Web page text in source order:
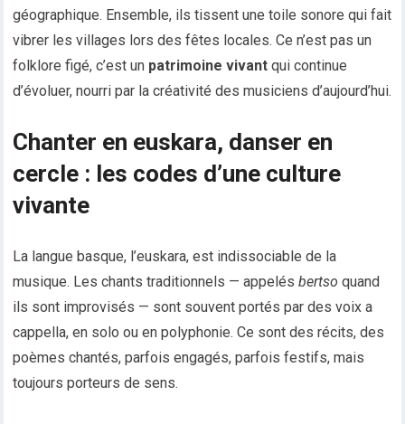
géographique. Ensemble, ils tissent une toile sonore qui fait
vibrer les villages lors des fêtes locales. Ce n’est pas un
folklore figé, c’est un patrimoine vivant qui continue
d’évoluer, nourri par la créativité des musiciens d’aujourd’hui.
Chanter en euskara, danser en
cercle : les codes d’une culture
vivante
La langue basque, l’euskara, est indissociable de la
musique. Les chants traditionnels — appelésbertso quand
ils sont improvisés — sont souvent portés par des voix a
cappella, en solo ou en polyphonie. Ce sont des récits, des
poèmes chantés, parfois engagés, parfois festifs, mais
toujours porteurs de sens.